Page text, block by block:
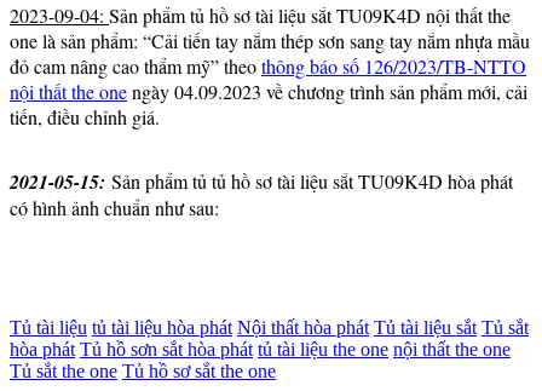
2023-09-04: Sản phẩm tủ hồ sơ tài liệu sắt TU09K4D nội thất the
one là sản phẩm: “Cải tiến tay nắm thép sơn sang tay nắm nhựa mầu
đỏ cam nâng cao thẩm mỹ” theothông báo số 126/2023/TB-NTTO
nội thất the onengày 04.09.2023 về chương trình sản phẩm mới, cải
tiến, điều chỉnh giá.
2021-05-15: Sản phẩm tủ tủ hồ sơ tài liệu sắt TU09K4D hòa phát
có hình ảnh chuẩn như sau:
Tủ tài liệu tủ tài liệu hòa phát Nội thất hòa phát Tủ tài liệu sắt Tủ sắt
hòa phát Tủ hồ sơn sắt hòa phát tủ tài liệu the one nội thất the one
Tủ sắt the one Tủ hồ sơ sắt the one